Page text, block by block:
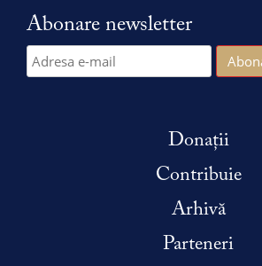
Abonare newsletter
Donații
Contribuie
Arhivă
Parteneri